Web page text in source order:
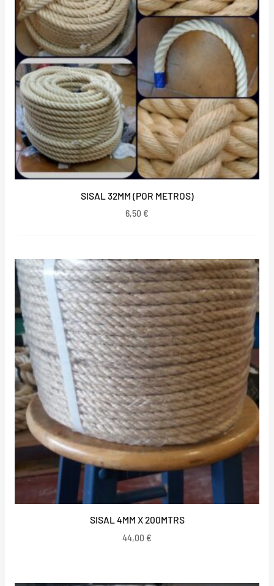
SISAL 32MM (POR METROS)
6,50 €
SISAL 4MM X 200MTRS
44,00 €